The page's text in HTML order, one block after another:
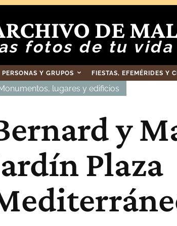
DE
fotos de tu vida
PERSONAS Y GRUPOS FIESTAS, EFEMÉRIDES Y
lugares y edificios
y
Plaza